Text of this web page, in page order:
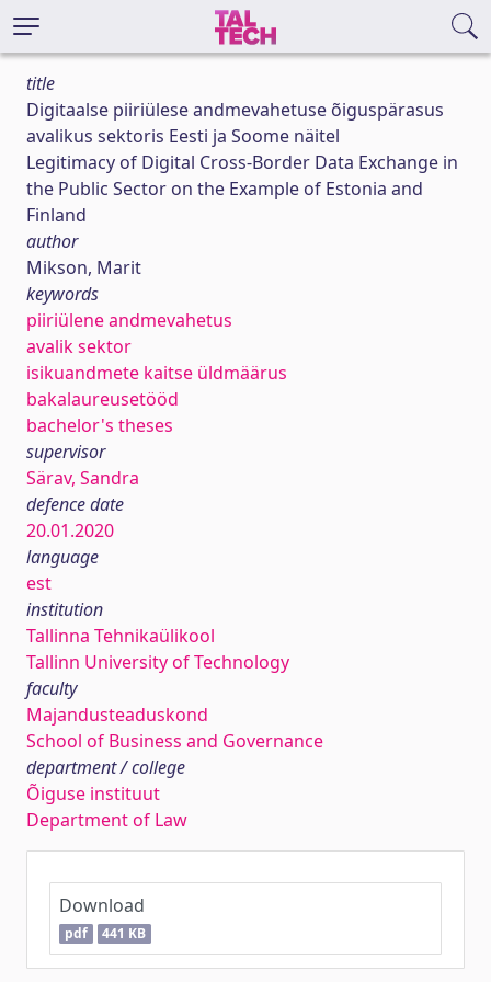
title
Digitaalse piiriülese andmevahetuse õiguspärasus
avalikus sektoris Eesti ja Soome näitel
Legitimacy of Digital Cross-Border Data Exchange in
the Public Sector on the Example of Estonia and
Finland
author
Mikson, Marit
keywords
piiriülene andmevahetus
avalik sektor
isikuandmete kaitse üldmäärus
bakalaureusetööd
bachelor's theses
supervisor
Särav, Sandra
defence date
20.01.2020
language
est
institution
Tallinna Tehnikaülikool
Tallinn University of Technology
faculty
Majandusteaduskond
School of Business and Governance
department / college
Õiguse instituut
Department of Law
Download
pdf 441 KB